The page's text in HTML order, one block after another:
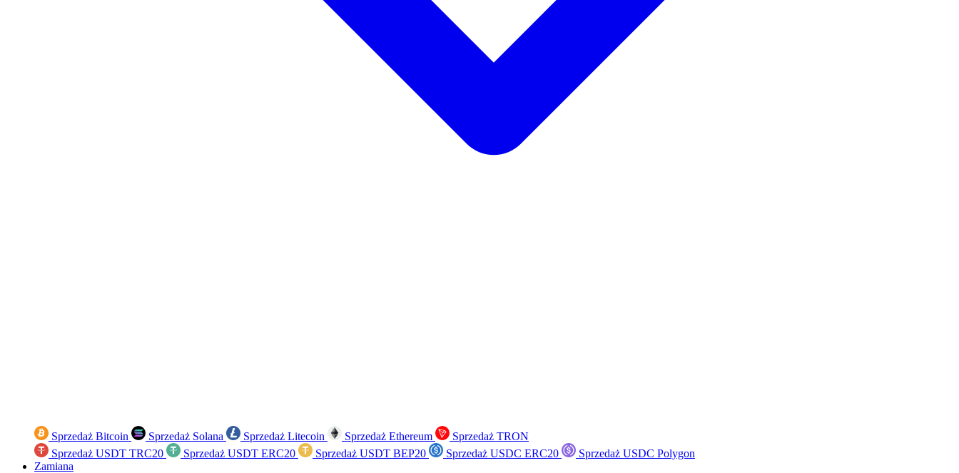
Sprzedaż Bitcoin Sprzedaż Solana Sprzedaż Litecoin Sprzedaż Ethereum
Sprzedaż TRON
Sprzedaż USDT TRC20
Sprzedaż USDT ERC20 Sprzedaż USDT BEP20 Sprzedaż USDC ERC20
Sprzedaż USDC Polygon
Zamiana